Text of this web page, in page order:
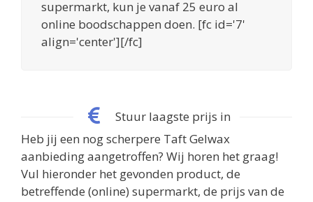
supermarkt, kun je vanaf 25 euro al
online boodschappen doen. [fc id='7'
align='center'][/fc]
Stuur laagste prijs in
Heb jij een nog scherpere Taft Gelwax
aanbieding aangetroffen? Wij horen het graag!
Vul hieronder het gevonden product, de
betreffende (online) supermarkt, de prijs van de